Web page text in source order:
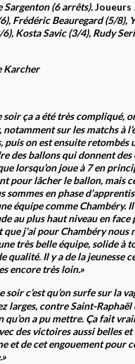
Sargenton (6 arrêts).Joueurs
Frédéric Beauregard (5/8),
Kosta Savic (3/4), Rudy
Karcher
soir ça a été très compliqué,
sur les matchs à
on est ensuite retombés
des ballons qui donnent des
lorsqu’on joue à 7 en
pour lâcher le ballon, mais
en phase
équipe comme Chambéry. Il
au plus haut niveau en
j’ai pour Chambéry nous
très belle équipe, solide à
qualité. Il y a de la jeunesse
encore très loin.»
c’est qu’on surfe sur la
larges, contre Saint-
a pu mettre. Ça fait
des victoires aussi belles et
et de cet engouement pour